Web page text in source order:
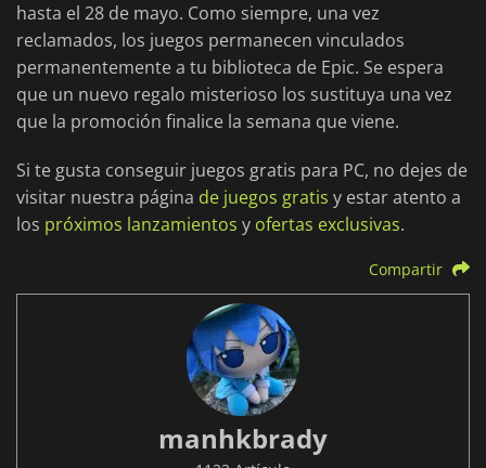
hasta el 28 de mayo. Como siempre, una vez
reclamados, los juegos permanecen vinculados
permanentemente a tu biblioteca de Epic. Se espera
que un nuevo regalo misterioso los sustituya una vez
que la promoción finalice la semana que viene.
Si te gusta conseguir juegos gratis para PC, no dejes de
visitar nuestra página de juegos gratis y estar atento a
los próximos lanzamientos y ofertas exclusivas.
Compartir
manhkbrady